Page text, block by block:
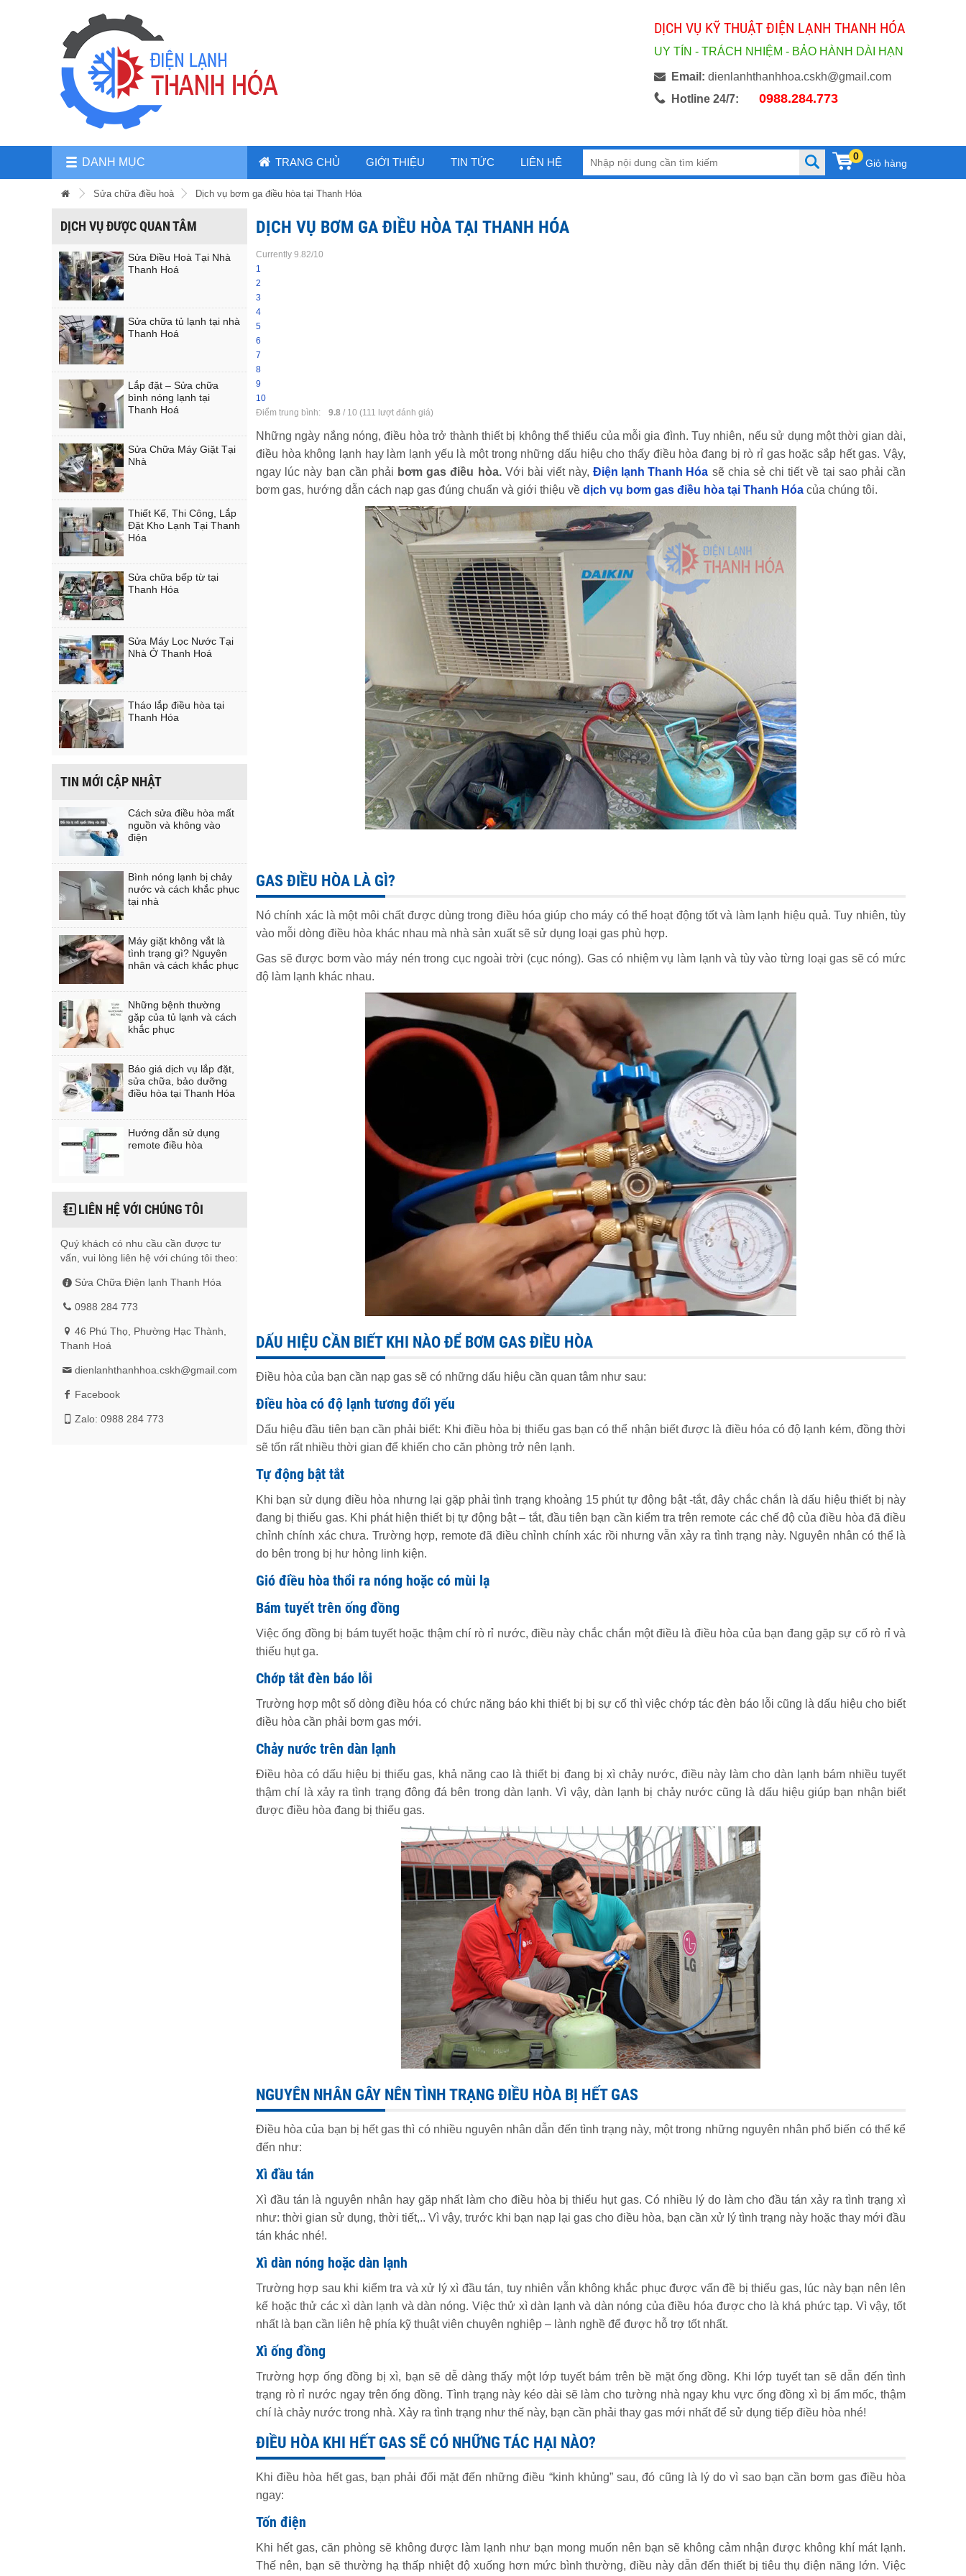
DỊCH VỤ KỸ THUẬT ĐIỆN LẠNH THANH HÓA
UY TÍN - TRÁCH NHIỆM - BẢO HÀNH DÀI HẠN
Email: dienlanhthanhhoa.cskh@gmail.com
Hotline 24/7:
0988.284.773
DANH MỤC TRANG CHỦ GIỚI THIỆU TIN TỨC LIÊN HỆ 0
Giỏ hàng
Sửa chữa điều hoà Dịch vụ bơm ga điều hòa tại Thanh Hóa
DỊCH VỤ ĐƯỢC QUAN TÂM
Sửa Điều Hoà Tại Nhà
Thanh Hoá
Sửa chữa tủ lạnh tại nhà
Thanh Hoá
Lắp đặt – Sửa chữa
bình nóng lạnh tại
Thanh Hoá
Sửa Chữa Máy Giặt Tại
Nhà
Thiết Kế, Thi Công, Lắp
Đặt Kho Lạnh Tại Thanh
Hóa
Sửa chữa bếp từ tại
Thanh Hóa
Sửa Máy Lọc Nước Tại
Nhà Ở Thanh Hoá
Tháo lắp điều hòa tại
Thanh Hóa
TIN MỚI CẬP NHẬT
Cách sửa điều hòa mất
nguồn và không vào
điện
Bình nóng lạnh bị chảy
nước và cách khắc phục
tại nhà
Máy giặt không vắt là
tình trạng gì? Nguyên
nhân và cách khắc phục
Những bệnh thường
gặp của tủ lạnh và cách
khắc phục
Báo giá dịch vụ lắp đặt,
sửa chữa, bảo dưỡng
điều hòa tại Thanh Hóa
Hướng dẫn sử dụng
remote điều hòa
LIÊN HỆ VỚI CHÚNG TÔI
Quý khách có nhu cầu cần được tư
vấn, vui lòng liên hệ với chúng tôi theo:
Sửa Chữa Điện lạnh Thanh Hóa
0988 284 773
46 Phú Thọ, Phường Hạc Thành,
Thanh Hoá
dienlanhthanhhoa.cskh@gmail.com
Facebook
Zalo: 0988 284 773
DỊCH VỤ BƠM GA ĐIỀU HÒA TẠI THANH HÓA
Currently 9.82/10
1
2
3
4
5
6
7
8
9
10
Điểm trung bình:
9.8 / 10 (111 lượt đánh giá)
Những ngày nắng nóng, điều hòa trở thành thiết bị không thể thiếu của mỗi gia đình. Tuy nhiên, nếu sử dụng một thời gian dài,
điều hòa không lạnh hay làm lạnh yếu là một trong những dấu hiệu cho thấy điều hòa đang bị rò rỉ gas hoặc sắp hết gas. Vậy,
ngay lúc này bạn cần phải bơm gas điều hòa. Với bài viết này,Điện lạnh Thanh Hóa sẽ chia sẻ chi tiết về tại sao phải cần
bơm gas, hướng dẫn cách nạp gas đúng chuẩn và giới thiệu về dịch vụ bơm gas điều hòa tại Thanh Hóa của chúng tôi.
GAS ĐIỀU HÒA LÀ GÌ?
Nó chính xác là một môi chất được dùng trong điều hóa giúp cho máy có thể hoạt động tốt và làm lạnh hiệu quả. Tuy nhiên, tùy
vào mỗi dòng điều hòa khác nhau mà nhà sản xuất sẽ sử dụng loại gas phù hợp.
Gas sẽ được bơm vào máy nén trong cục ngoài trời (cục nóng). Gas có nhiệm vụ làm lạnh và tùy vào từng loại gas sẽ có mức
độ làm lạnh khác nhau.
DẤU HIỆU CẦN BIẾT KHI NÀO ĐỂ BƠM GAS ĐIỀU HÒA
Điều hòa của bạn cần nạp gas sẽ có những dấu hiệu cần quan tâm như sau:
Điều hòa có độ lạnh tương đối yếu
Dấu hiệu đầu tiên bạn cần phải biết: Khi điều hòa bị thiếu gas bạn có thể nhận biết được là điều hóa có độ lạnh kém, đồng thời
sẽ tốn rất nhiều thời gian để khiến cho căn phòng trở nên lạnh.
Tự động bật tắt
Khi bạn sử dụng điều hòa nhưng lại gặp phải tình trạng khoảng 15 phút tự động bật -tắt, đây chắc chắn là dấu hiệu thiết bị này
đang bị thiếu gas. Khi phát hiện thiết bị tự động bật – tắt, đầu tiên bạn cần kiểm tra trên remote các chế độ của điều hòa đã điều
chỉnh chính xác chưa. Trường hợp, remote đã điều chỉnh chính xác rồi nhưng vẫn xảy ra tình trạng này. Nguyên nhân có thể là
do bên trong bị hư hỏng linh kiện.
Gió điều hòa thổi ra nóng hoặc có mùi lạ
Bám tuyết trên ống đồng
Việc ống đồng bị bám tuyết hoặc thậm chí rò rỉ nước, điều này chắc chắn một điều là điều hòa của bạn đang gặp sự cố rò rỉ và
thiếu hụt ga.
Chớp tắt đèn báo lỗi
Trường hợp một số dòng điều hóa có chức năng báo khi thiết bị bị sự cố thì việc chớp tác đèn báo lỗi cũng là dấu hiệu cho biết
điều hòa cần phải bơm gas mới.
Chảy nước trên dàn lạnh
Điều hòa có dấu hiệu bị thiếu gas, khả năng cao là thiết bị đang bị xì chảy nước, điều này làm cho dàn lạnh bám nhiều tuyết
thậm chí là xảy ra tình trạng đông đá bên trong dàn lạnh. Vì vậy, dàn lạnh bị chảy nước cũng là dấu hiệu giúp bạn nhận biết
được điều hòa đang bị thiếu gas.
NGUYÊN NHÂN GÂY NÊN TÌNH TRẠNG ĐIỀU HÒA BỊ HẾT GAS
Điều hòa của bạn bị hết gas thì có nhiều nguyên nhân dẫn đến tình trạng này, một trong những nguyên nhân phổ biến có thể kể
đến như:
Xì đầu tán
Xì đầu tán là nguyên nhân hay găp nhất làm cho điều hòa bị thiếu hụt gas. Có nhiều lý do làm cho đầu tán xảy ra tình trạng xì
như: thời gian sử dụng, thời tiết,.. Vì vậy, trước khi bạn nạp lại gas cho điều hòa, bạn cần xử lý tình trạng này hoặc thay mới đầu
tán khác nhé!.
Xì dàn nóng hoặc dàn lạnh
Trường hợp sau khi kiểm tra và xử lý xì đầu tán, tuy nhiên vẫn không khắc phục được vấn đề bị thiếu gas, lúc này bạn nên lên
kế hoặc thử các xì dàn lạnh và dàn nóng. Việc thử xì dàn lạnh và dàn nóng của điều hóa được cho là khá phức tạp. Vì vậy, tốt
nhất là bạn cần liên hệ phía kỹ thuật viên chuyên nghiệp – lành nghề để được hỗ trợ tốt nhất.
Xì ống đồng
Trường hợp ống đồng bị xì, bạn sẽ dễ dàng thấy một lớp tuyết bám trên bề mặt ống đồng. Khi lớp tuyết tan sẽ dẫn đến tình
trạng rò rỉ nước ngay trên ống đồng. Tình trạng này kéo dài sẽ làm cho tường nhà ngay khu vực ống đồng xì bị ẩm mốc, thậm
chí là chảy nước trong nhà. Xảy ra tình trạng như thế này, bạn cần phải thay gas mới nhất để sử dụng tiếp điều hòa nhé!
ĐIỀU HÒA KHI HẾT GAS SẼ CÓ NHỮNG TÁC HẠI NÀO?
Khi điều hòa hết gas, bạn phải đối mặt đến những điều “kinh khủng” sau, đó cũng là lý do vì sao bạn cần bơm gas điều hòa
ngay:
Tốn điện
Khi hết gas, căn phòng sẽ không được làm lạnh như bạn mong muốn nên bạn sẽ không cảm nhận được không khí mát lạnh.
Thế nên, bạn sẽ thường hạ thấp nhiệt độ xuống hơn mức bình thường, điều này dẫn đến thiết bị tiêu thụ điện năng lớn. Việc